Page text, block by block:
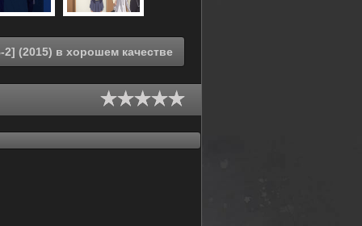
Смотреть онлайн По велению адской сестры [ТВ-2] (2015) в хорошем качестве